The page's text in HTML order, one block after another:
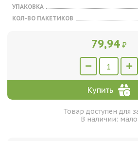
УПАКОВКА
КОЛ-ВО ПАКЕТИКОВ
79,94 ₽
Купить
Товар доступен для
В наличии: мало